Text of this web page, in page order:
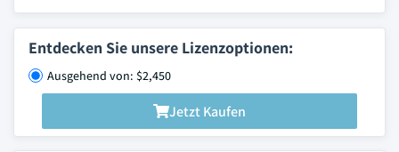
Entdecken Sie unsere Lizenzoptionen:
Ausgehend von: $2,450
Jetzt Kaufen